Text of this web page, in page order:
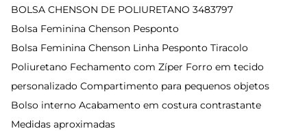
BOLSA CHENSON DE POLIURETANO 3483797
Bolsa Feminina Chenson Pesponto
Bolsa Feminina Chenson Linha Pesponto Tiracolo
Poliuretano Fechamento com Zíper Forro em tecido
personalizado Compartimento para pequenos objetos
Bolso interno Acabamento em costura contrastante
Medidas aproximadas